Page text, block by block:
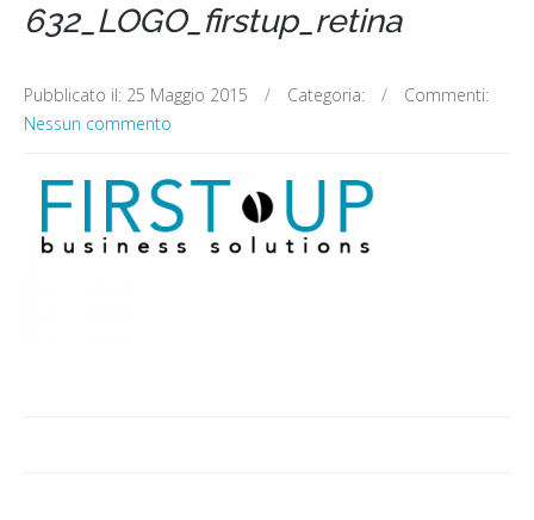
632_LOGO_firstup_retina
Pubblicato il: 25 Maggio 2015 / Categoria: /
Commenti:
Nessun commento